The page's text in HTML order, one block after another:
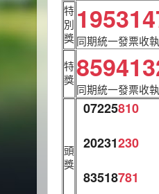
特
別
獎 同期統一發票收
特
獎
同期統一發票收
頭
獎
07225810
20231230
83518781